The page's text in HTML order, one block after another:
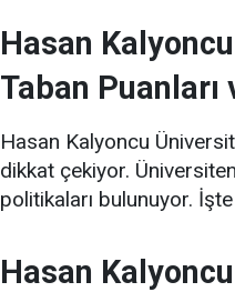
Hasan
Taban Puanları
Hasan Kalyoncu
dikkat çekiyor.
politikaları bulunuyor.
Hasan